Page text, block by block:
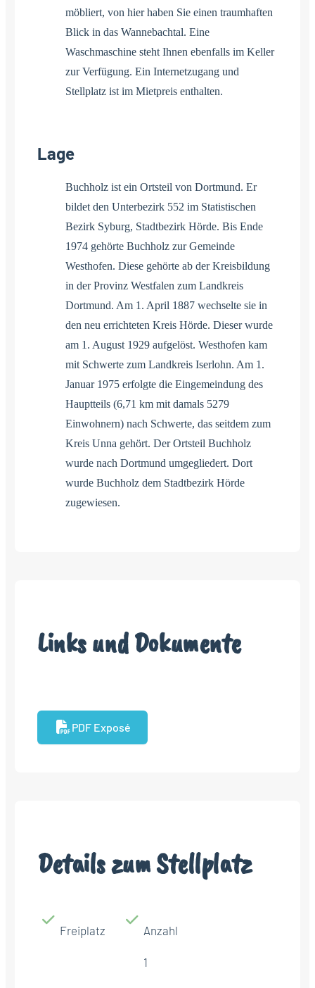
möbliert, von hier haben Sie einen traumhaften
Blick in das Wannebachtal. Eine
Waschmaschine steht Ihnen ebenfalls im Keller
zur Verfügung. Ein Internetzugang und
Stellplatz ist im Mietpreis enthalten.
Lage
Buchholz ist ein Ortsteil von Dortmund. Er
bildet den Unterbezirk 552 im Statistischen
Bezirk Syburg, Stadtbezirk Hörde. Bis Ende
1974 gehörte Buchholz zur Gemeinde
Westhofen. Diese gehörte ab der Kreisbildung
in der Provinz Westfalen zum Landkreis
Dortmund. Am 1. April 1887 wechselte sie in
den neu errichteten Kreis Hörde. Dieser wurde
am 1. August 1929 aufgelöst. Westhofen kam
mit Schwerte zum Landkreis Iserlohn. Am 1.
Januar 1975 erfolgte die Eingemeindung des
Hauptteils (6,71 km mit damals 5279
Einwohnern) nach Schwerte, das seitdem zum
Kreis Unna gehört. Der Ortsteil Buchholz
wurde nach Dortmund umgegliedert. Dort
wurde Buchholz dem Stadtbezirk Hörde
zugewiesen.
Links und Dokumente
PDF Exposé
Details zum Stellplatz
Freiplatz Anzahl
1